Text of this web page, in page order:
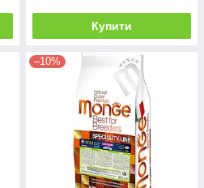
Купити
–10%